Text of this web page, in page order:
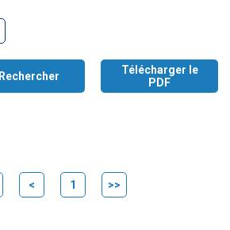
Rechercher
Télécharger le
PDF
< 1 >>